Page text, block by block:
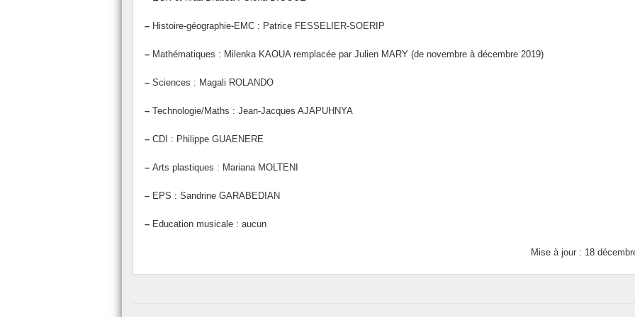
– Histoire-géographie-EMC : Patrice FESSELIER-SOERIP
– Mathématiques : Milenka KAOUA remplacée par Julien MARY (de novembre à décembre 2019)
– Sciences : Magali ROLANDO
– Technologie/Maths : Jean-Jacques AJAPUHNYA
– CDI : Philippe GUAENERE
– Arts plastiques : Mariana MOLTENI
– EPS : Sandrine GARABEDIAN
– Education musicale : aucun
Mise à jour : 18